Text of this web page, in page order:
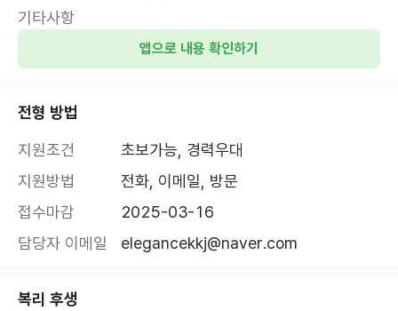
기타사항
앱으로 내용 확인하기
전형 방법
지원조건
초보가능, 경력우대
지원방법
전화, 이메일, 방문
접수마감
2025-03-16
담당자 이메일
elegancekkj@naver.com
복리 후생